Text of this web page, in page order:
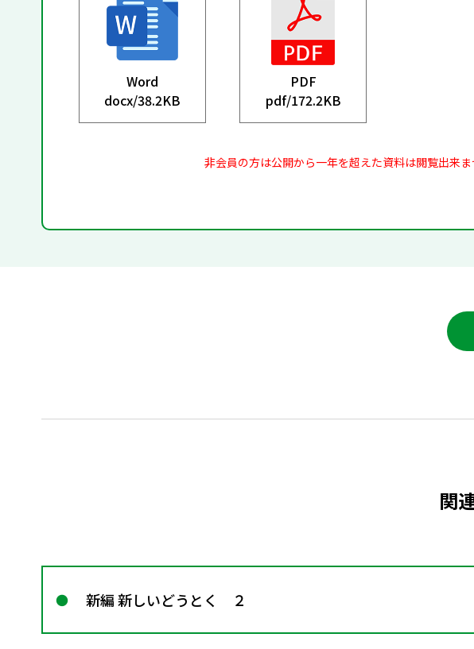
Word
docx/38.2KB
PDF
pdf/172.2KB
非会員の方は公開から一年を超えた資料は閲覧出来ま
関
新編 新しいどうとく ２